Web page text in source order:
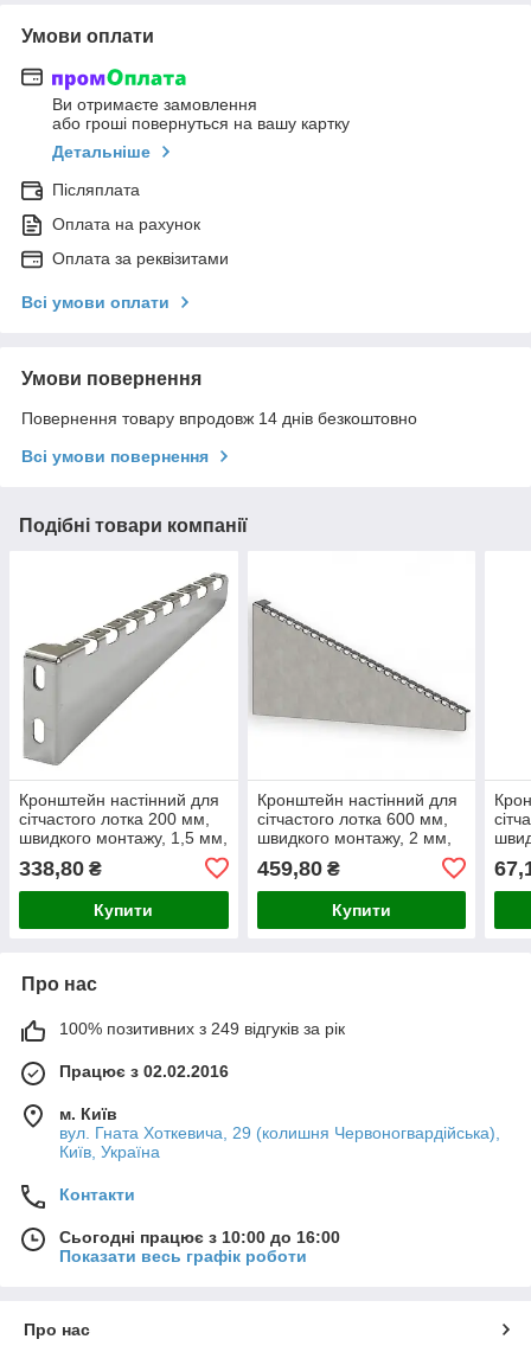
Умови оплати
Ви отримаєте замовлення
або гроші повернуться на вашу картку
Детальніше
Післяплата
Оплата на рахунок
Оплата за реквізитами
Всі умови оплати
Умови повернення
Повернення товару впродовж 14 днів безкоштовно
Всі умови повернення
Подібні товари компанії
Кронштейн настінний для
сітчастого лотка 200 мм,
швидкого монтажу, 1,5 мм,
338,80 ₴
Купити
Кронштейн настінний для
сітчастого лотка 600 мм,
швидкого монтажу, 2 мм,
459,80₴
Купити
Про нас
100% позитивних з 249 відгуків за рік
Працює з 02.02.2016
м. Київ
вул. Гната Хоткевича, 29 (колишня Червоногвардійська),
Київ, Україна
Контакти
Сьогодні працює з 10:00 до 16:00
Показати весь графік роботи
Про нас